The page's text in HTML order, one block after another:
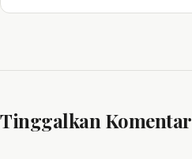
Tinggalkan Komentar